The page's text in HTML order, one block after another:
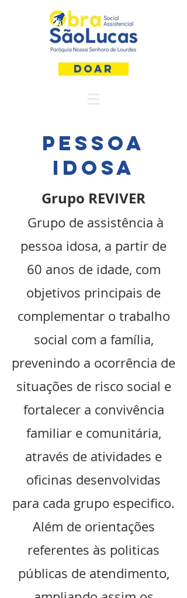
DOAR
PESSOA
IDOSA
Grupo REVIVER
Grupo de assistência à
pessoa idosa, a partir de
60 anos de idade, com
objetivos principais de
complementar o trabalho
social com a família,
prevenindo a ocorrência de
situações de risco social e
fortalecer a convivência
familiar e comunitária,
através de atividades e
oficinas desenvolvidas
para cada grupo especifico.
Além de orientações
referentes às politicas
públicas de atendimento,